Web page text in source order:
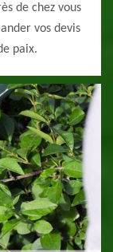
de chez vous
vos devis
paix.